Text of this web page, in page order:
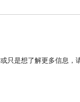
是想了解更多信息，